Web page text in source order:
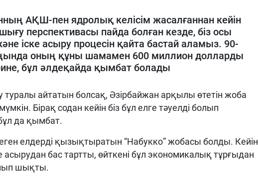
АҚШ-пен ядролық келісім жасалғаннан кейін
перспективасы пайда болған кезде, біз осы
іске асыру процесін қайта бастай аламыз. 90-
оның құны шамамен 600 миллион долларды
бұл әлдеқайда қымбат болады
туралы айтатын болсақ, Әзірбайжан арқылы өтетін жоба
Бірақ содан кейін біз бұл елге тәуелді болып
да қымбат.
елдерді қызықтыратын “Набукко” жобасы болды. Кейін
асырудан бас тартты, өйткені бұл экономикалық тұрғыдан
шықты.